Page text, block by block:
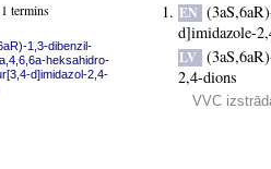
termins
1,3-dibenzil-
heksahidro-
d]imidazol-2,4-
EN
d]imidazole-
LV
2,4-dions
VVC